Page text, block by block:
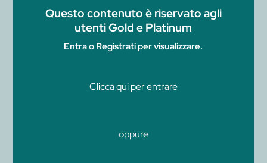
Questo contenuto è riservato agli
utenti Gold e Platinum
Entra o Registrati per visualizzare.
Clicca qui per entrare
oppure